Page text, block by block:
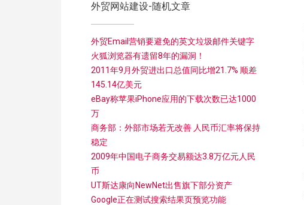
外贸网站建设-随机文章
外贸Email营销要避免的英文垃圾邮件关键字
火狐浏览器有遗留8年的漏洞！
2011年9月外贸进出口总值同比增21.7% 顺差
145.14亿美元
eBay称苹果iPhone应用的下载次数已达1000
万
商务部：外部市场若无改善 人民币汇率将保持
稳定
2009年中国电子商务交易额达3.8万亿元人民
币
UT斯达康向NewNet出售旗下部分资产
Google正在测试搜索结果页预览功能